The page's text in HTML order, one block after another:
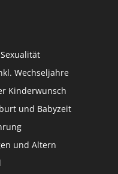
Wechseljahre
Kinderwunsch
und Babyzeit
und Altern